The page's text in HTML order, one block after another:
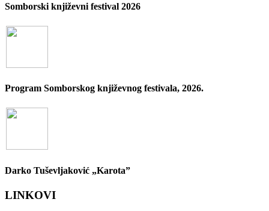
Somborski književni festival 2026
Program Somborskog književnog festivala, 2026.
Darko Tuševljaković „Karota”
LINKOVI